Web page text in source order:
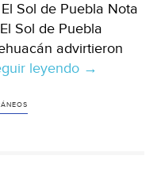
Sol de Puebla Nota
Sol de Puebla
advirtieron
leyendo Puebla
→